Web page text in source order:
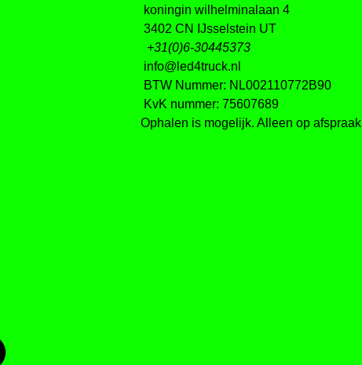
koningin wilhelminalaan 4
3402 CN IJsselstein UT
+31(0)6-30445373
info@led4truck.nl
BTW Nummer: NL002110772B90
KvK nummer: 75607689
Ophalen is mogelijk. Alleen op afspraak